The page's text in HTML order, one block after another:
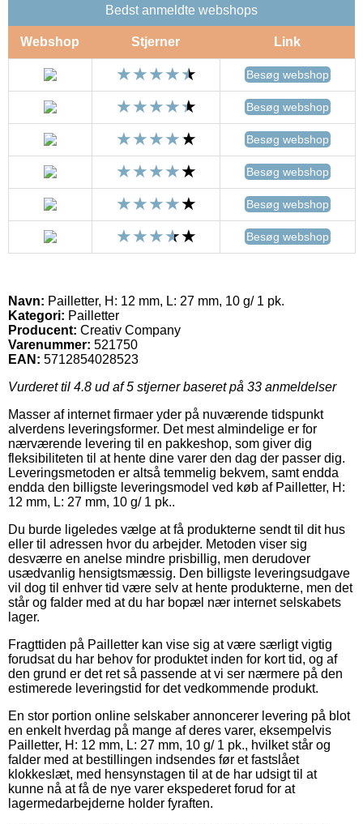
Bedst anmeldte webshops
Webshop Stjerner Link
Besøg webshop
Besøg webshop
Besøg webshop
Besøg webshop
Besøg webshop
Besøg webshop
Navn: Pailletter, H: 12 mm, L: 27 mm, 10 g/ 1 pk.
Kategori: Pailletter
Producent: Creativ Company
Varenummer: 521750
EAN: 5712854028523
Vurderet til 4.8 ud af 5 stjerner baseret på 33 anmeldelser
Masser af internet firmaer yder på nuværende tidspunkt
alverdens leveringsformer. Det mest almindelige er for
nærværende levering til en pakkeshop, som giver dig
fleksibiliteten til at hente dine varer den dag der passer dig.
Leveringsmetoden er altså temmelig bekvem, samt endda
endda den billigste leveringsmodel ved køb af Pailletter, H:
12 mm, L: 27 mm, 10 g/ 1 pk..
Du burde ligeledes vælge at få produkterne sendt til dit hus
eller til adressen hvor du arbejder. Metoden viser sig
desværre en anelse mindre prisbillig, men derudover
usædvanlig hensigtsmæssig. Den billigste leveringsudgave
vil dog til enhver tid være selv at hente produkterne, men det
står og falder med at du har bopæl nær internet selskabets
lager.
Fragttiden på Pailletter kan vise sig at være særligt vigtig
forudsat du har behov for produktet inden for kort tid, og af
den grund er det ret så passende at vi ser nærmere på den
estimerede leveringstid for det vedkommende produkt.
En stor portion online selskaber annoncerer levering på blot
en enkelt hverdag på mange af deres varer, eksempelvis
Pailletter, H: 12 mm, L: 27 mm, 10 g/ 1 pk., hvilket står og
falder med at bestillingen indsendes før et fastslået
klokkeslæt, med hensynstagen til at de har udsigt til at
kunne nå at få de nye varer ekspederet forud for at
lagermedarbejderne holder fyraften.